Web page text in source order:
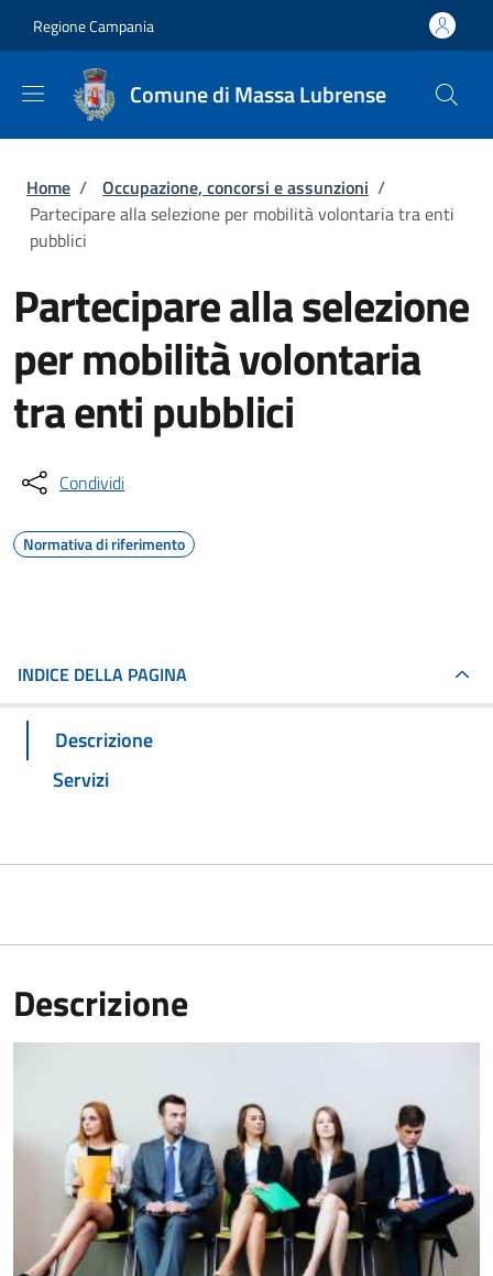
Regione Campania
Comune di Massa Lubrense
Briciole di pane
Home / Occupazione, concorsi e assunzioni /
Partecipare alla selezione per mobilità volontaria tra enti
pubblici
Partecipare alla selezione
per mobilità volontaria
tra enti pubblici
Condividi
Normativa di riferimento
INDICE DELLA PAGINA
Descrizione
Servizi
Descrizione